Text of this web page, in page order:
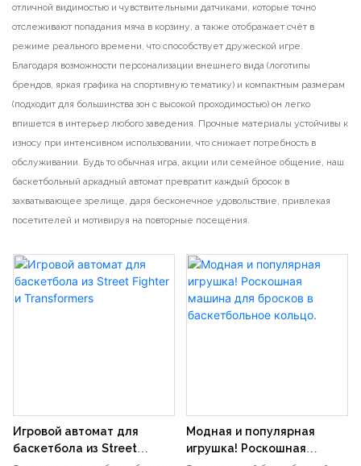
отличной видимостью и чувствительными датчиками, которые точно
отслеживают попадания мяча в корзину, а также отображает счёт в
режиме реального времени, что способствует дружеской игре.
Благодаря возможности персонализации внешнего вида (логотипы
брендов, яркая графика на спортивную тематику) и компактным размерам
(подходит для большинства зон с высокой проходимостью) он легко
впишется в интерьер любого заведения. Прочные материалы устойчивы к
износу при интенсивном использовании, что снижает потребность в
обслуживании. Будь то обычная игра, акции или семейное общение, наш
баскетбольный аркадный автомат превратит каждый бросок в
захватывающее зрелище, даря бесконечное удовольствие, привлекая
посетителей и мотивируя на повторные посещения.
Игровой автомат для
баскетбола из Street
Модная и популярная
игрушка! Роскошная